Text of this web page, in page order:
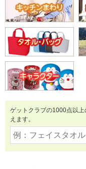
ゲットクラブの1000点以
えます。